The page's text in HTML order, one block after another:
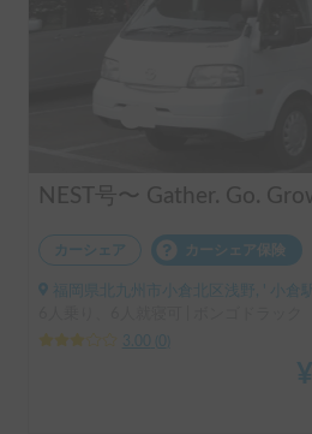
カーシェア カーシェア保険
福岡県北九州市小倉北区浅野, ' 小倉駅
3.00
¥